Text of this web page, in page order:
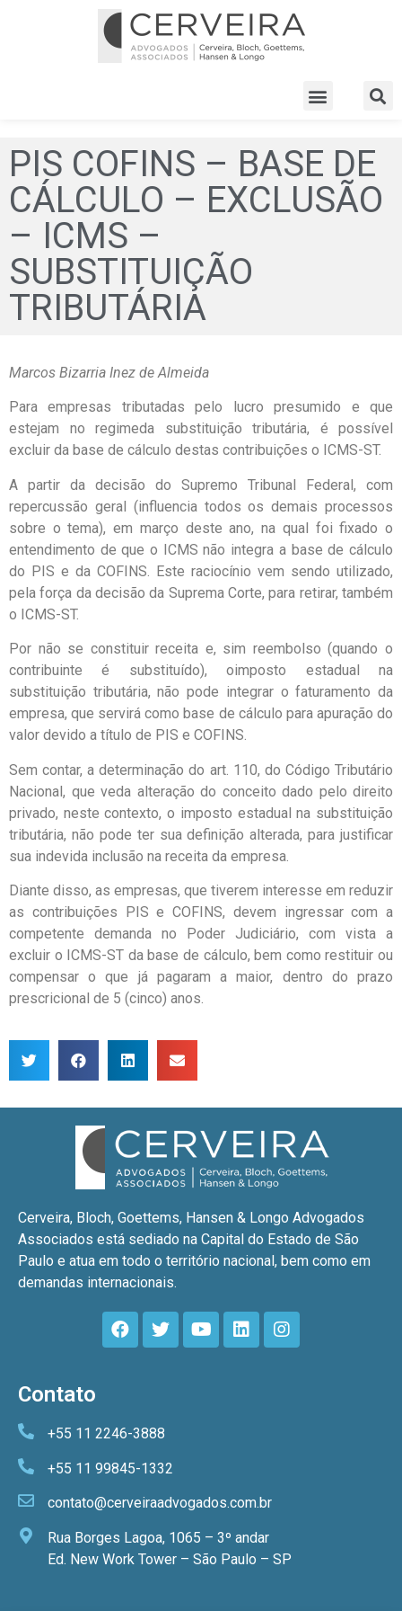
PIS COFINS – BASE DE
CÁLCULO – EXCLUSÃO
– ICMS –
SUBSTITUIÇÃO
TRIBUTÁRIA
Marcos Bizarria Inez de Almeida
Para empresas tributadas pelo lucro presumido e que
estejam no regimeda substituição tributária, é possível
excluir da base de cálculo destas contribuições o ICMS-ST.
A partir da decisão do Supremo Tribunal Federal, com
repercussão geral (influencia todos os demais processos
sobre o tema), em março deste ano, na qual foi fixado o
entendimento de que o ICMS não integra a base de cálculo
do PIS e da COFINS. Este raciocínio vem sendo utilizado,
pela força da decisão da Suprema Corte, para retirar, também
o ICMS-ST.
Por não se constituir receita e, sim reembolso (quando o
contribuinte é substituído), oimposto estadual na
substituição tributária, não pode integrar o faturamento da
empresa, que servirá como base de cálculo para apuração do
valor devido a título de PIS e COFINS.
Sem contar, a determinação do art. 110, do Código Tributário
Nacional, que veda alteração do conceito dado pelo direito
privado, neste contexto, o imposto estadual na substituição
tributária, não pode ter sua definição alterada, para justificar
sua indevida inclusão na receita da empresa.
Diante disso, as empresas, que tiverem interesse em reduzir
as contribuições PIS e COFINS, devem ingressar com a
competente demanda no Poder Judiciário, com vista a
excluir o ICMS-ST da base de cálculo, bem como restituir ou
compensar o que já pagaram a maior, dentro do prazo
prescricional de 5 (cinco) anos.
Cerveira, Bloch, Goettems, Hansen & Longo Advogados
Associados está sediado na Capital do Estado de São
Paulo e atua em todo o território nacional, bem como em
demandas internacionais.
Contato
+55 11 2246-3888
+55 11 99845-1332
contato@cerveiraadvogados.com.br
Rua Borges Lagoa, 1065 – 3º andar
Ed. New Work Tower – São Paulo – SP